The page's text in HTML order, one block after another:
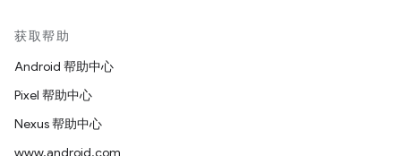
获取帮助
Android 帮助中心
Pixel 帮助中心
Nexus 帮助中心
www.android.com